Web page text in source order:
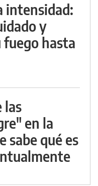
intensidad:
y
fuego hasta
las
en la
sabe qué es